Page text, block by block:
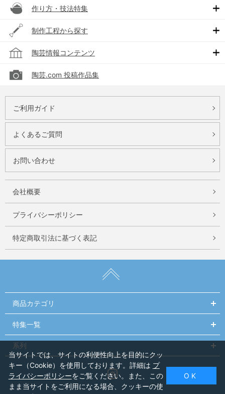
作り方・技法特集
制作工程から探す
陶芸情報コンテンツ
陶芸.com 投稿作品集
ご利用ガイド
よくあるご質問
お問い合わせ
会社概要
プライバシーポリシー
特定商取引法に基づく表記
商品カテゴリ
特集一覧
系列
Instagram
当サイトでは、サイトの利便性向上を目的にクッ
キー（Cookie）を使用しております。詳細は プ
ライバシーポリシーをご覧ください。また、この
まま当サイトをご利用になる場合、クッキーの使
O K